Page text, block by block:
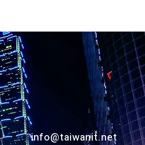
info@taiwanit.net